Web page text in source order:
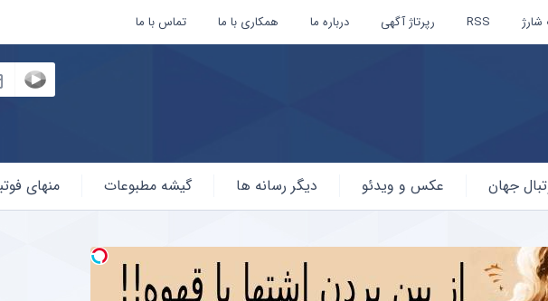
شارژ RSS رپرتاژ آگهی درباره ما همکاری با ما تماس با ما
جهان عکس و ویدئو دیگر رسانه ها گیشه مطبوعات منهای